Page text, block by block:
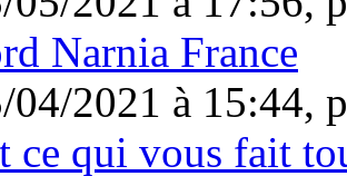
Narnia France
04/2021 à 15:44,
ce qui vous fait